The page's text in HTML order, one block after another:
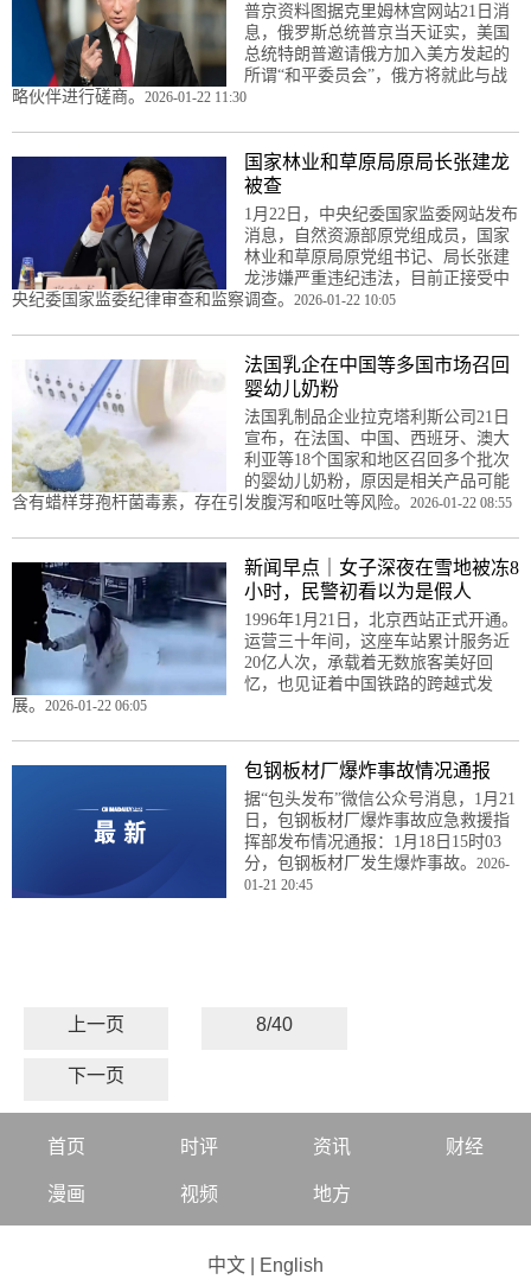
普京资料图据克里姆林宫网站21日消
息，俄罗斯总统普京当天证实，美国
总统特朗普邀请俄方加入美方发起的
所谓“和平委员会”，俄方将就此与战
略伙伴进行磋商。 2026-01-22 11:30
国家林业和草原局原局长张建龙
被查
1月22日，中央纪委国家监委网站发布
消息，自然资源部原党组成员，国家
林业和草原局原党组书记、局长张建
龙涉嫌严重违纪违法，目前正接受中
央纪委国家监委纪律审查和监察调查。 2026-01-22 10:05
法国乳企在中国等多国市场召回
婴幼儿奶粉
法国乳制品企业拉克塔利斯公司21日
宣布，在法国、中国、西班牙、澳大
利亚等18个国家和地区召回多个批次
的婴幼儿奶粉，原因是相关产品可能
含有蜡样芽孢杆菌毒素，存在引发腹泻和呕吐等风险。 2026-01-22 08:55
新闻早点｜女子深夜在雪地被冻8
小时，民警初看以为是假人
1996年1月21日，北京西站正式开通。
运营三十年间，这座车站累计服务近
20亿人次，承载着无数旅客美好回
忆，也见证着中国铁路的跨越式发
展。 2026-01-22 06:05
包钢板材厂爆炸事故情况通报
据“包头发布”微信公众号消息，1月21
日，包钢板材厂爆炸事故应急救援指
挥部发布情况通报：1月18日15时03
分，包钢板材厂发生爆炸事故。 2026-
01-21 20:45
上一页 8/40
下一页
首页 时评 资讯 财经
漫画 视频 地方
中文 English